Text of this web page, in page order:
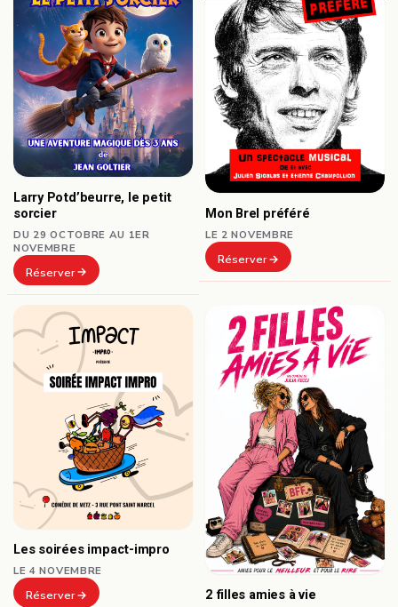
Larry Potd’beurre, le petit
sorcier
DU 29 OCTOBRE AU 1ER
NOVEMBRE
Réserver
Mon Brel préféré
LE 2 NOVEMBRE
Réserver
Les soirées impact-impro
LE 4 NOVEMBRE
Réserver 2 filles amies à vie